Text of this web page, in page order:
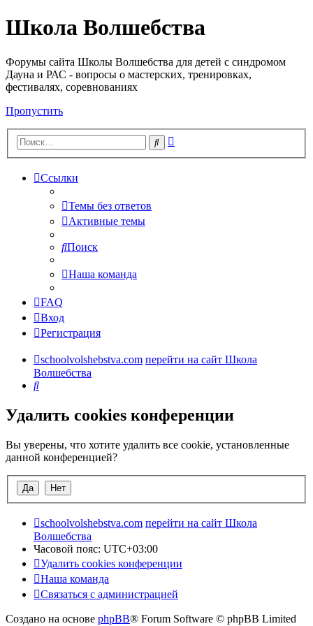
Школа Волшебства
Форумы сайта Школы Волшебства для детей с синдромом
Дауна и РАС - вопросы о мастерских, тренировках,
фестивалях, соревнованиях
Пропустить
Поиск
Ссылки
Темы без ответов
Активные темы
Поиск
Наша команда
FAQ
Вход
Регистрация
schoolvolshebstva.com перейти на сайт Школа
Волшебства
Поиск
Удалить cookies конференции
Вы уверены, что хотите удалить все cookie, установленные
данной конференцией?
schoolvolshebstva.com перейти на сайт Школа
Волшебства
Часовой пояс: UTC+03:00
Удалить cookies конференции
Наша команда
Связаться с администрацией
Создано на основе phpBB® Forum Software © phpBB Limited